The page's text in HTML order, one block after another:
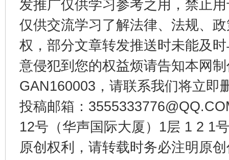
发推广仅供学习参考之用，禁止
仅供交流学习了解法律、法规、
权，部分文章转发推送时未能及
意侵犯到您的权益烦请告知本网
GAN160003，请联系我们将立即
投稿邮箱：
12号（华声国际大厦）1层 1 2 1
原创权利，请转载时务必注明原
千年窑火 生生不息 一